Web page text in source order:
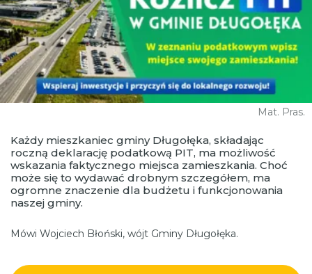
Mat. Pras.
Każdy mieszkaniec gminy Długołęka, składając
roczną deklarację podatkową PIT, ma możliwość
wskazania faktycznego miejsca zamieszkania. Choć
może się to wydawać drobnym szczegółem, ma
ogromne znaczenie dla budżetu i funkcjonowania
naszej gminy.
Mówi Wojciech Błoński, wójt Gminy Długołęka.